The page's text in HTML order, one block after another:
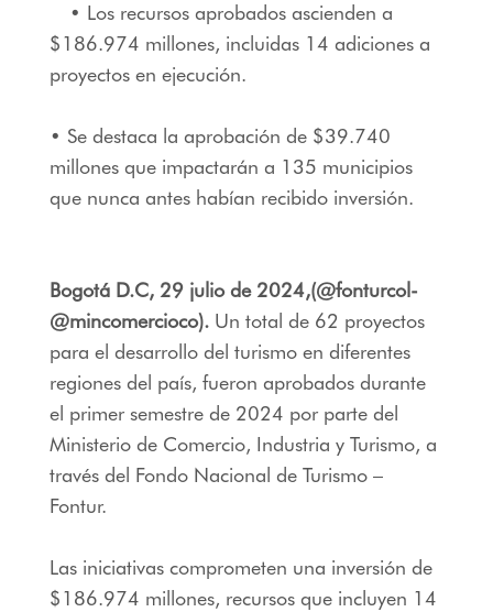
• Los recursos aprobados ascienden a
$186.974 millones, incluidas 14 adiciones a
proyectos en ejecución.
• Se destaca la aprobación de $39.740
millones que impactarán a 135 municipios
que nunca antes habían recibido inversión.
Bogotá D.C, 29 julio de 2024,(@fonturcol-
@mincomercioco).Un total de 62 proyectos
para el desarrollo del turismo en diferentes
regiones del país, fueron aprobados durante
el primer semestre de 2024 por parte del
Ministerio de Comercio, Industria y Turismo, a
través del Fondo Nacional de Turismo –
Fontur.
Las iniciativas comprometen una inversión de
$186.974 millones, recursos que incluyen 14